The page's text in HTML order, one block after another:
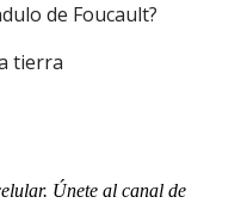
de Foucault?
tierra
Únete al canal de